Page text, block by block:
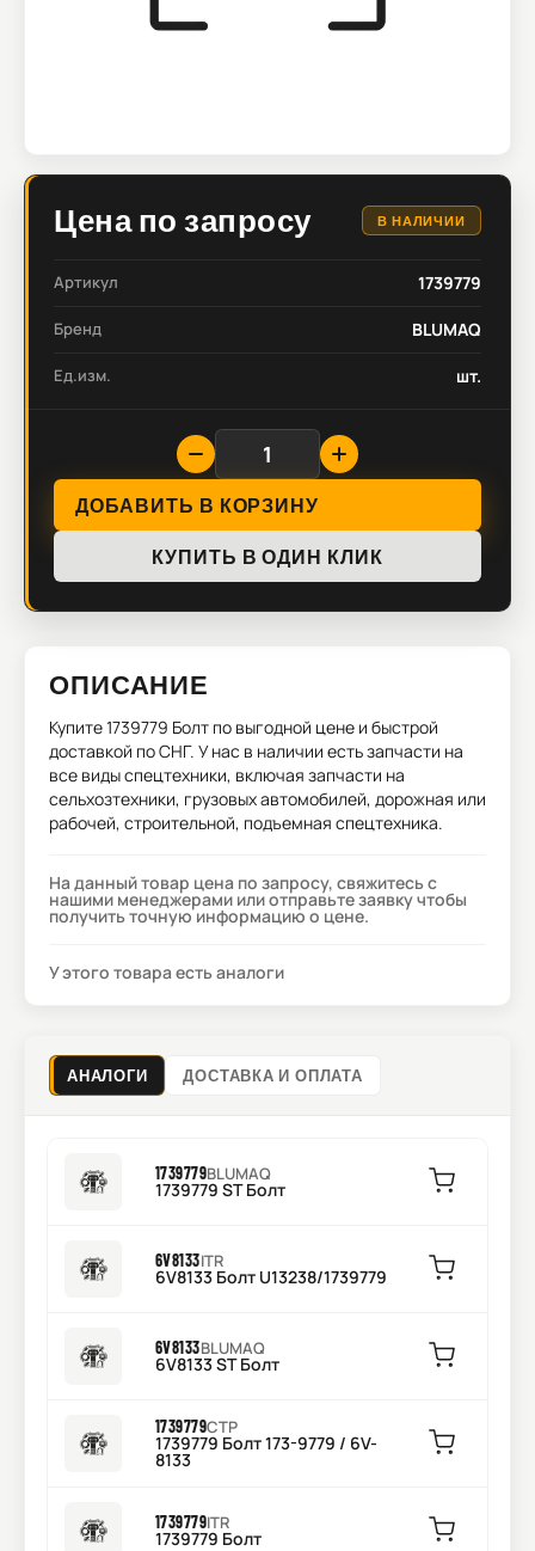
Цена по запросу В НАЛИЧИИ
Артикул 1739779
Бренд BLUMAQ
Ед.изм. шт.
ДОБАВИТЬ В КОРЗИНУ
КУПИТЬ В ОДИН КЛИК
ОПИСАНИЕ
Купите1739779 Болт по выгодной цене и быстрой
доставкой по СНГ. У нас в наличии есть запчасти на
все виды спецтехники, включая запчасти на
сельхозтехники, грузовых автомобилей, дорожная или
рабочей, строительной, подъемная спецтехника.
На данный товар цена по запросу, свяжитесь с
нашими менеджерами или отправьте заявку чтобы
получить точную информацию о цене.
У этого товара есть аналоги
АНАЛОГИ ДОСТАВКА И ОПЛАТА
1739779BLUMAQ
1739779 ST Болт
6V8133ITR
6V8133 Болт U13238/1739779
6V8133BLUMAQ
6V8133 ST Болт
1739779CTP
1739779 Болт 173-9779 / 6V-
8133
1739779ITR
1739779 Болт